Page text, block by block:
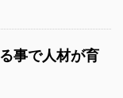
事で人材が育